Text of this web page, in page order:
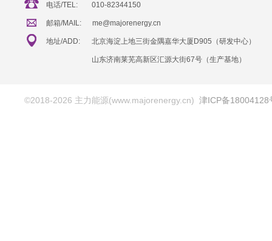
电话/TEL: 010-82344150
邮箱/MAIL: me@majorenergy.cn
地址/ADD: 北京海淀上地三街金隅嘉华大厦D905（研发中心）
山东济南莱芜高新区汇源大街67号（生产基地）
©2018-2026 主力能源(www.majorenergy.cn) 津ICP备18004128